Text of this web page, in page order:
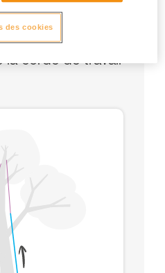
la corde de travail
des cookies